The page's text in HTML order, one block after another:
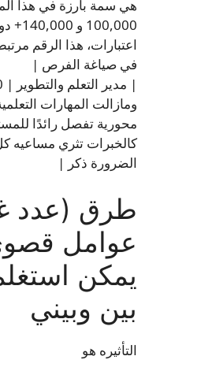
هي سمة بارزة في هذا
اعتبارات، هذا الرقم
في صياغة الفرص |
ومازالت المهارات
محورية تفصل رائدًا
كالخبرات تثري مساعيه
الضرورة ذكر |
عوامل
يمكن
بين وبيني
التأثيره هو